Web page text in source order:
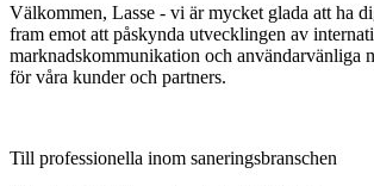
Välkommen, Lasse - vi är mycket glada att ha
fram emot att påskynda utvecklingen av
marknadskommunikation och användarvänliga
för våra kunder och partners.
Till professionella inom saneringsbranschen